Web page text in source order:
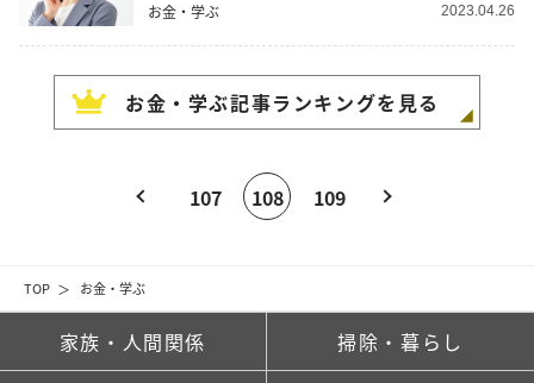
TOP お金・学ぶ
お金・学ぶ 2023.04.26
お金・学ぶ記事ランキングを見る
107 108 109
家族・人間関係 掃除・暮らし